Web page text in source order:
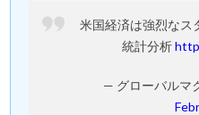
米国経済は強烈なス
統計分析
— グローバルマ